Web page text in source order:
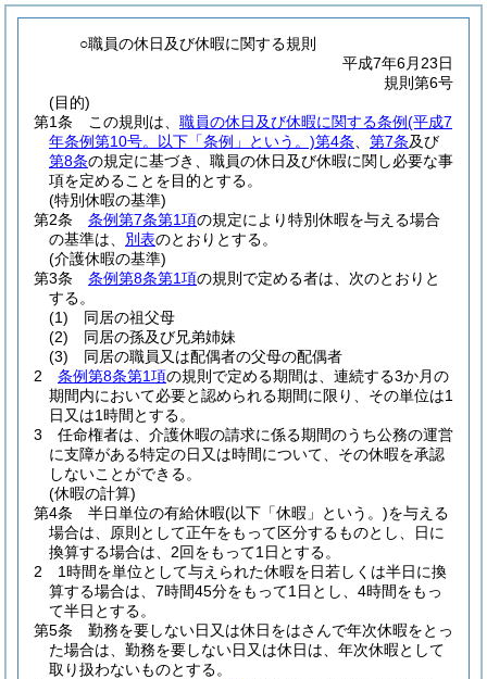
○職員の休日及び休暇に関する規則
平成7年6月23日
規則第6号
(目的)
第1条
この規則は、 職員の休日及び休暇に関する条例(平成7
年条例第10号。以下「条例」という。)第4条 第7条及び
第8条の規定に基づき、職員の休日及び休暇に関し必要な事
項を定めることを目的とする。
(特別休暇の基準)
第2条
条例第7条第1項の規定により特別休暇を与える場合
の基準は、 別表のとおりとする。
(介護休暇の基準)
第3条
条例第8条第1項の規則で定める者は、次のとおりと
する。
(1)
同居の祖父母
(2)
同居の孫及び兄弟姉妹
(3)
同居の職員又は配偶者の父母の配偶者
2
条例第8条第1項の規則で定める期間は、連続する3か月の
期間内において必要と認められる期間に限り、その単位は1
日又は1時間とする。
3
任命権者は、介護休暇の請求に係る期間のうち公務の運営
に支障がある特定の日又は時間について、その休暇を承認
しないことができる。
(休暇の計算)
第4条
半日単位の有給休暇(以下「休暇」という。)を与える
場合は、原則として正午をもって区分するものとし、日に
換算する場合は、2回をもって1日とする。
2
1時間を単位として与えられた休暇を日若しくは半日に換
算する場合は、7時間45分をもって1日とし、4時間をもっ
て半日とする。
第5条
勤務を要しない日又は休日をはさんで年次休暇をとっ
た場合は、勤務を要しない日又は休日は、年次休暇として
取り扱わないものとする。